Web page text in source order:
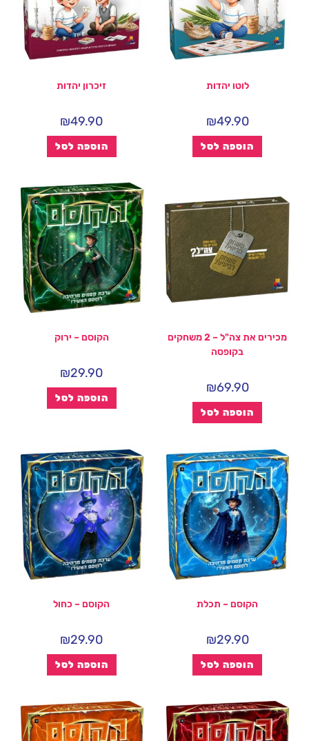
לוטו יהדות
₪49.90
הוספה לסל
זיכרון יהדות
₪49.90
הוספה לסל
מכירים את צה"ל – 2 משחקים
בקופסה
₪69.90
הוספה לסל
הקוסם – ירוק
₪29.90
הוספה לסל
הקוסם – תכלת
₪29.90
הוספה לסל
הקוסם – כחול
₪29.90
הוספה לסל